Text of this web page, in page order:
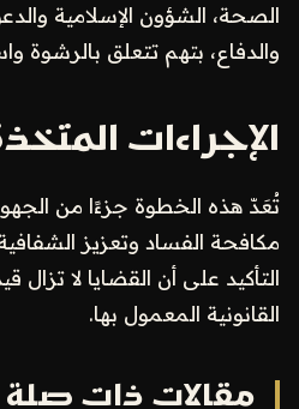
الصحة، الشؤون الإسلامية
والدفاع، بتهم تتعلق بالرشوة
الإجراءات
تُعَدّ هذه الخطوة جزءًا من
مكافحة الفساد وتعزيز
التأكيد على أن القضايا لا تزال
القانونية المعمول بها.
مقالات ذات صلة